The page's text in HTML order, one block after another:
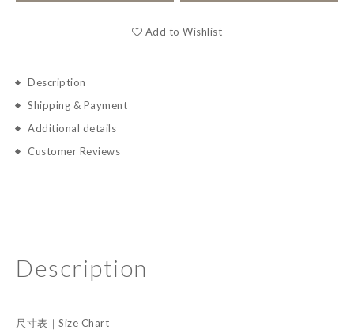
Add to Wishlist
Description
Shipping & Payment
Additional details
Customer Reviews
Description
尺寸表｜Size Chart